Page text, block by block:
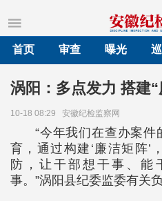
首页
审查 曝光
涡阳：多点发力 搭建
10-18 08:29 安徽纪检监察网
“今年我们在查办案
育，通过构建‘廉洁矩阵’
防，让干部想干事、能
事。”涡阳县纪委监委有关